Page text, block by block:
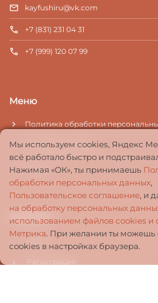
kayfushiru@vk.com
+7 (831) 231 04 31
+7 (999) 120 07 99
Меню
Политика обработки
Условия доставки
Акции
Профиль
Вход
Регистрация
Мы используем cookies, Яндекс
всё работало быстро и
Нажимая «ОК», ты принимаешь
обработки персональных данных,
Пользовательское соглашение, и
на обработку персональных
использованием файлов cookies и
Метрика. При желании ты можешь
cookies в настройках браузера.